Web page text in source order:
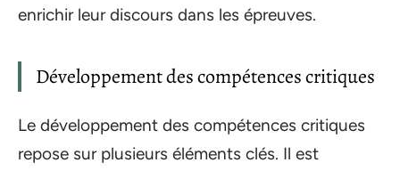
enrichir leur discours dans les épreuves.
Développement des compétences critiques
Le développement des compétences critiques
repose sur plusieurs éléments clés. Il est